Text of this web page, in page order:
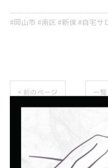
#岡山市 #南区 #新保 #自宅サ
< 前のページ 一
カテゴ
全てのカ